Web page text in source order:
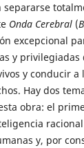
Onda Cerebral(
excepcional
y privilegiadas
y conducir a
Hay dos
obra: el
y, por